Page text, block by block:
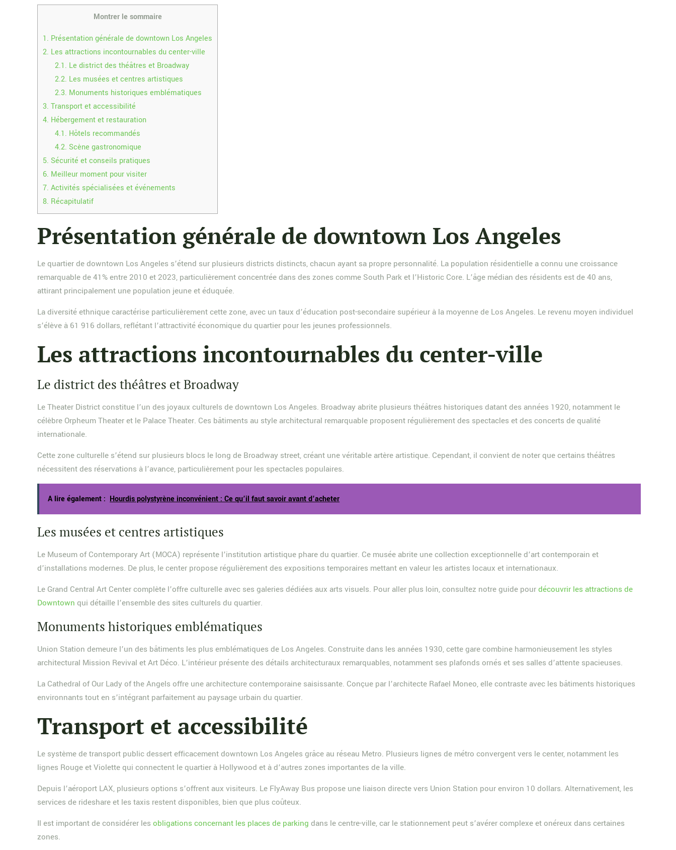
Montrer le sommaire
1. Présentation générale de downtown Los Angeles
2. Les attractions incontournables du center-ville
2.1. Le district des théâtres et Broadway
2.2. Les musées et centres artistiques
2.3. Monuments historiques emblématiques
3. Transport et accessibilité
4. Hébergement et restauration
4.1. Hôtels recommandés
4.2. Scène gastronomique
5. Sécurité et conseils pratiques
6. Meilleur moment pour visiter
7. Activités spécialisées et événements
8. Récapitulatif
Présentation générale de downtown Los Angeles
Le quartier de downtown Los Angeles s’étend sur plusieurs districts distincts, chacun ayant sa propre personnalité. La population résidentielle a connu une croissance
remarquable de 41% entre 2010 et 2023, particulièrement concentrée dans des zones comme South Park et l’Historic Core. L’âge médian des résidents est de 40 ans,
attirant principalement une population jeune et éduquée.
La diversité ethnique caractérise particulièrement cette zone, avec un taux d’éducation post-secondaire supérieur à la moyenne de Los Angeles. Le revenu moyen individuel
s’élève à 61 916 dollars, reflétant l’attractivité économique du quartier pour les jeunes professionnels.
Les attractions incontournables du center-ville
Le district des théâtres et Broadway
Le Theater District constitue l’un des joyaux culturels de downtown Los Angeles. Broadway abrite plusieurs théâtres historiques datant des années 1920, notamment le
célèbre Orpheum Theater et le Palace Theater. Ces bâtiments au style architectural remarquable proposent régulièrement des spectacles et des concerts de qualité
internationale.
Cette zone culturelle s’étend sur plusieurs blocs le long de Broadway street, créant une véritable artère artistique. Cependant, il convient de noter que certains théâtres
nécessitent des réservations à l’avance, particulièrement pour les spectacles populaires.
A lire également : Hourdis polystyrène inconvénient : Ce qu’il faut savoir avant d’acheter
Les musées et centres artistiques
Le Museum of Contemporary Art (MOCA) représente l’institution artistique phare du quartier. Ce musée abrite une collection exceptionnelle d’art contemporain et
d’installations modernes. De plus, le center propose régulièrement des expositions temporaires mettant en valeur les artistes locaux et internationaux.
Le Grand Central Art Center complète l’offre culturelle avec ses galeries dédiées aux arts visuels. Pour aller plus loin, consultez notre guide pourdécouvrir les attractions de
Downtown qui détaille l’ensemble des sites culturels du quartier.
Monuments historiques emblématiques
Union Station demeure l’un des bâtiments les plus emblématiques de Los Angeles. Construite dans les années 1930, cette gare combine harmonieusement les styles
architectural Mission Revival et Art Déco. L’intérieur présente des détails architecturaux remarquables, notamment ses plafonds ornés et ses salles d’attente spacieuses.
La Cathedral of Our Lady of the Angels offre une architecture contemporaine saisissante. Conçue par l’architecte Rafael Moneo, elle contraste avec les bâtiments historiques
environnants tout en s’intégrant parfaitement au paysage urbain du quartier.
Transport et accessibilité
Le système de transport public dessert efficacement downtown Los Angeles grâce au réseau Metro. Plusieurs lignes de métro convergent vers le center, notamment les
lignes Rouge et Violette qui connectent le quartier à Hollywood et à d’autres zones importantes de la ville.
Depuis l’aéroport LAX, plusieurs options s’offrent aux visiteurs. Le FlyAway Bus propose une liaison directe vers Union Station pour environ 10 dollars. Alternativement, les
services de rideshare et les taxis restent disponibles, bien que plus coûteux.
Il est important de considérer lesobligations concernant les places de parking dans le centre-ville, car le stationnement peut s’avérer complexe et onéreux dans certaines
zones.